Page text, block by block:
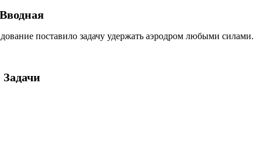
Вводная
поставило задачу удержать аэродром любыми силами.
Задачи